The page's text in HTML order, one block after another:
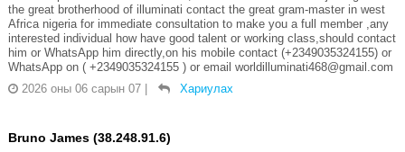
the great brotherhood of illuminati contact the great gram-master in west
Africa nigeria for immediate consultation to make you a full member ,any
interested individual how have good talent or working class,should contact
him or WhatsApp him directly,on his mobile contact (+2349035324155) or
WhatsApp on ( +2349035324155 ) or email worldilluminati468@gmail.com
2026 оны 06 сарын 07
Хариулах
Bruno James (38.248.91.6)